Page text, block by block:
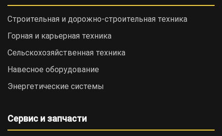
Строительная и дорожно-cтроительная техника
Горная и карьерная техника
Сельскохозяйственная техника
Навесное оборудование
Энергетические системы
Сервис и запчасти